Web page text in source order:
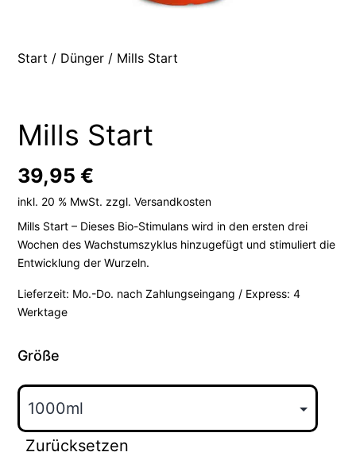
Start / Dünger / Mills Start
Mills Start
39,95€
inkl. 20 % MwSt. zzgl.Versandkosten
Mills Start – Dieses Bio-Stimulans wird in den ersten drei
Wochen des Wachstumszyklus hinzugefügt und stimuliert die
Entwicklung der Wurzeln.
Lieferzeit: Mo.-Do. nach Zahlungseingang / Express: 4
Werktage
Größe
Zurücksetzen